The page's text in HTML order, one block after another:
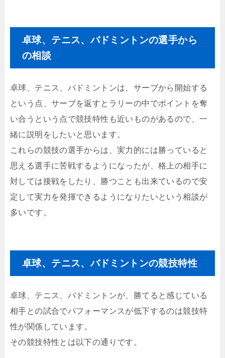
卓球、テニス、バドミントンの選手から
の相談
卓球、テニス、バドミントンは、サーブから開始する
という点、サーブを返すとラリーの中でポイントを奪
い合うという点で競技特性も近いものがあるので、一
緒に説明をしたいと思います。
これらの競技の選手からは、実力的には勝っていると
思える選手に苦戦するようになったが、格上の相手に
対しては接戦をしたり、勝つことも出来ているので安
定して実力を発揮できるようになりたいという相談が
多いです。
卓球、テニス、バドミントンの競技特性
卓球、テニス、バドミントンが、勝てると感じている
相手との試合でパフォーマンスが低下するのは競技特
性が関係しています。
その競技特性とは以下の通りです。